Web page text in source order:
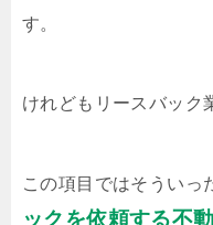
す。
けれどもリースバック
この項目ではそういっ
ックを依頼する不